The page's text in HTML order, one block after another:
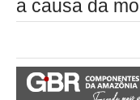
a causa da